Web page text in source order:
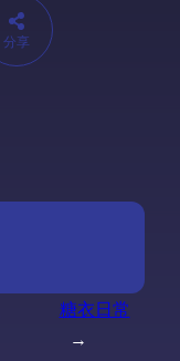
分享
糖衣日常
→